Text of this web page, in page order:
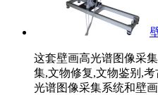
这套壁画高光谱图像采
集,文物修复,文物鉴别,
光谱图像采集系统和壁